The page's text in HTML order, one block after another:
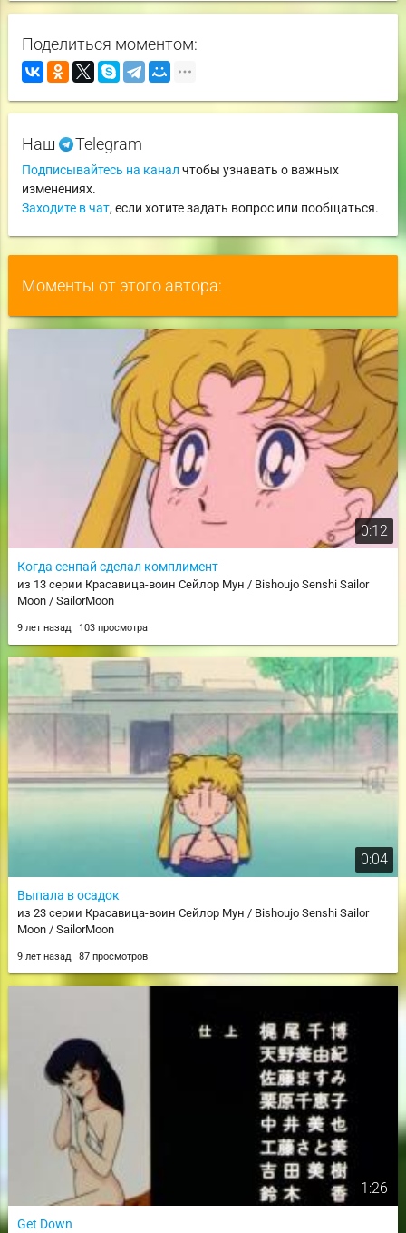
Поделиться моментом:
Наш Telegram
Подписывайтесь на канал чтобы узнавать о важных
изменениях.
Заходите в чат, если хотите задать вопрос или пообщаться.
Моменты от этого автора:
0:12
Когда сенпай сделал комплимент
из 13 серии Красавица-воин Сейлор Мун / Bishoujo Senshi Sailor
Moon / SailorMoon
9 лет назад 103 просмотра
0:04
Выпала в осадок
из 23 серии Красавица-воин Сейлор Мун / Bishoujo Senshi Sailor
Moon / SailorMoon
9 лет назад 87 просмотров
1:26
Get Down